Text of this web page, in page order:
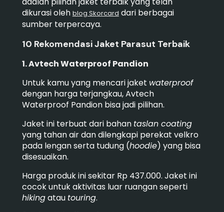
dikurasi oleh blog Skorcard dari berbagai
sumber terpercaya.
10 Rekomendasi Jaket Parasut Terbaik
1. Avtech Waterproof Pandion
Untuk kamu yang mencari jaket waterproof
dengan harga terjangkau, Avtech
Waterproof Pandion bisa jadi pilihan.
Jaket ini terbuat dari bahan taslan coating
yang tahan air dan dilengkapi perekat velkro
pada lengan serta tudung (hoodie) yang bisa
disesuaikan.
Harga produk ini sekitar Rp 437.000. Jaket ini
cocok untuk aktivitas luar ruangan seperti
hikingatau touring.